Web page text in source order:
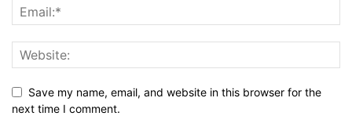
Save my name, email, and website in this browser for the
next time I comment.